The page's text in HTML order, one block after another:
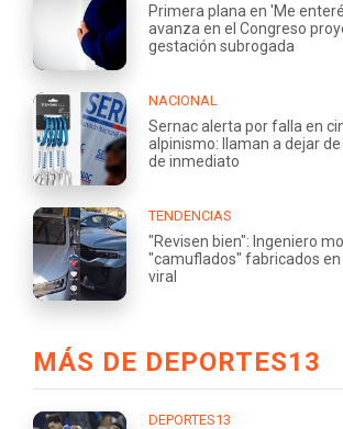
Primera plana en 'Me
avanza en el Congreso
gestación subrogada
NACIONAL
Sernac alerta por falla en
alpinismo: llaman a dejar
de inmediato
TENDENCIAS
"Revisen bien": Ingeniero
"camuflados" fabricados en
viral
MÁS DE DEPORTES13
DEPORTES13